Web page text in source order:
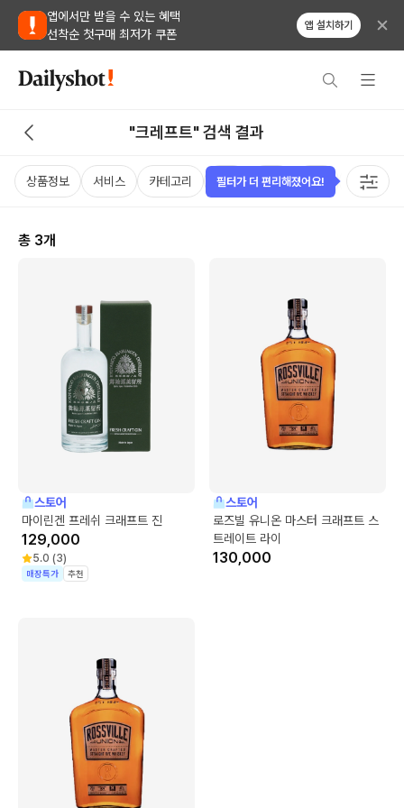
앱에서만 받을 수 있는 혜택
선착순 첫구매 최저가 쿠폰
앱 설치하기
"크레프트" 검색 결과
상품정보 서비스 카테고리 가격 국가 용량 태그
총 3개
스토어
마이린겐 프레쉬 크래프트 진
129,000
5.0 (3)
매장특가 추천
스토어
로즈빌 유니온 마스터 크래프트 스
트레이트 라이
130,000
필터가 더 편리해졌어요!